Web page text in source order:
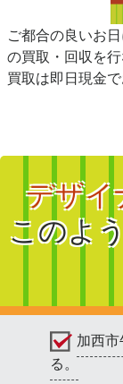
ご都合の良いお
の買取・回収を行
買取は即日現金で
デザイ
このよ
加西
る。